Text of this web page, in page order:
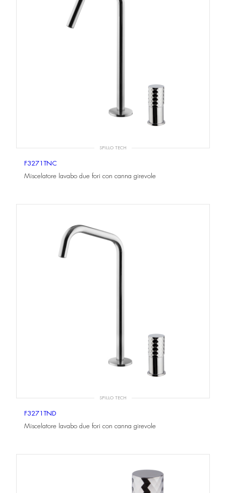
SPILLO TECH
F3271TNC
Miscelatore lavabo due fori con canna girevole
SPILLO TECH
F3271TND
Miscelatore lavabo due fori con canna girevole